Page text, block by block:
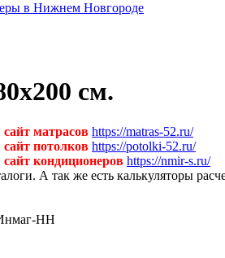
в Нижнем Новгороде
см.
матрасов https://matras-52.ru/
потолков https://potolki-52.ru/
кондиционеров https://nmir-s.ru/
А так же есть калькуляторы